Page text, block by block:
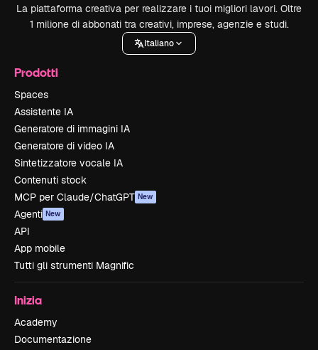
La piattaforma creativa per realizzare i tuoi migliori lavori. Oltre
1 milione di abbonati tra creativi, imprese, agenzie e studi.
Italiano
Prodotti
Spaces
Assistente IA
Generatore di immagini IA
Generatore di video IA
Sintetizzatore vocale IA
Contenuti stock
MCP per Claude/ChatGPT New
Agenti New
API
App mobile
Tutti gli strumenti Magnific
Inizia
Academy
Documentazione